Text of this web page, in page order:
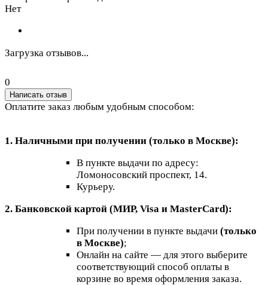
Нет
Загрузка отзывов...
0
Написать отзыв
Оплатите заказ любым удобным способом:
1. Наличными при получении (только в Москве):
В пункте выдачи по адресу:
Ломоносовский проспект, 14.
Курьеру.
2. Банковской картой (МИР, Visa и MasterCard):
При получении в пункте выдачи (только
в Москве);
Онлайн на сайте — для этого выберите
соответствующий способ оплаты в
корзине во время оформления заказа.